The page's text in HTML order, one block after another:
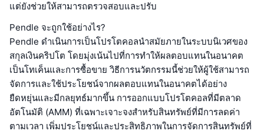
แต่ยังช่วยให้สามารถตรวจสอบและปรับ
Pendle จะถูกใช้อย่างไร?
Pendle ดำเนินการเป็นโปรโตคอลนำสมัยภายในระบบนิเวศของ
สกุลเงินคริปโต โดยมุ่งเน้นไปที่การทำให้ผลตอบแทนในอนาคต
เป็นโทเค็นและการซื้อขาย วิธีการนวัตกรรมนี้ช่วยให้ผู้ใช้สามารถ
จัดการและใช้ประโยชน์จากผลตอบแทนในอนาคตได้อย่าง
ยืดหยุ่นและมีกลยุทธ์มากขึ้น การออกแบบโปรโตคอลที่มีตลาด
อัตโนมัติ (AMM) ที่เฉพาะเจาะจงสำหรับสินทรัพย์ที่มีการลดค่า
ตามเวลา เพิ่มประโยชน์และประสิทธิภาพในการจัดการสินทรัพย์ที่